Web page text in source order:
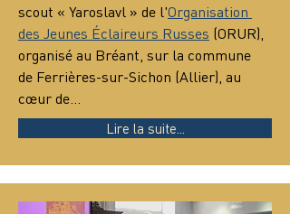
scout « Yaroslavl » de l'Organisation
des Jeunes Éclaireurs Russes (ORUR),
organisé au Bréant, sur la commune
de Ferrières-sur-Sichon (Allier), au
cœur de…
Lire la suite...